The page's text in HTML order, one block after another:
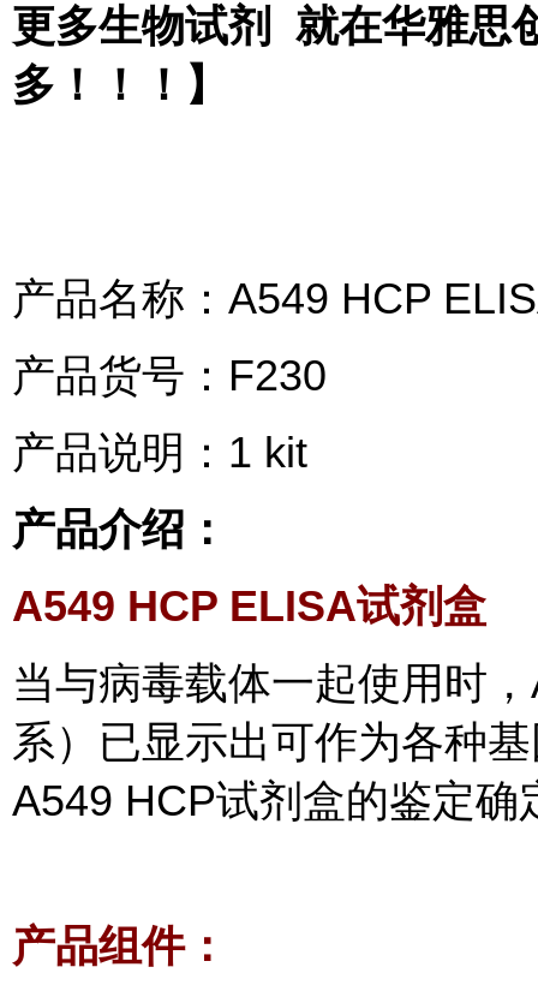
更多生物试剂 就在华雅思
多！！！】
产品名称：A549 HCP
产品货号：F230
产品说明：1 kit
产品介绍：
A549 HCP ELISA试剂盒
当与病毒载体一起使用时
系）已显示出可作为各种
A549 HCP试剂盒的鉴定
产品组件：